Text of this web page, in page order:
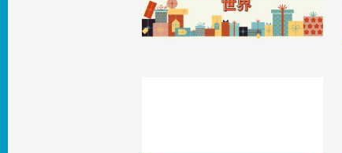
2025.05.26